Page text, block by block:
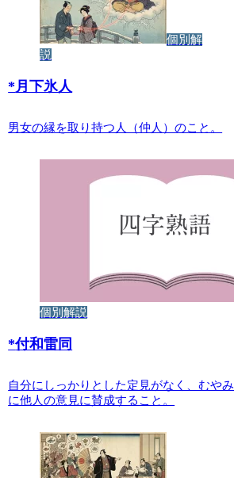
個別解
説
* 月下氷人
男女の縁を取り持つ人（仲人）のこと。
個別解説
*付和雷同
自分にしっかりとした定見がなく、むやみ
に他人の意見に賛成すること。